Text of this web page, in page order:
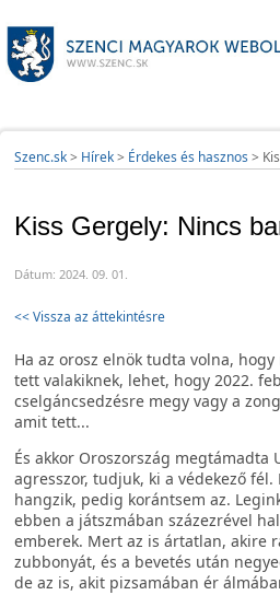
Szenc.sk> Hírek> Érdekes és hasznos >
Kiss Gergely: Nincs
Dátum: 2024. 09. 01.
<< Vissza az áttekintésre
Ha az orosz elnök tudta volna,
tett valakiknek, lehet, hogy 2022.
cselgáncsedzésre megy vagy a
amit tett...
És akkor Oroszország megtámadta
agresszor, tudjuk, ki a védekező
hangzik, pedig korántsem az.
ebben a játszmában százezrével
emberek. Mert az is ártatlan, akire
zubbonyát, és a bevetés után
de az is, akit pizsamában ér